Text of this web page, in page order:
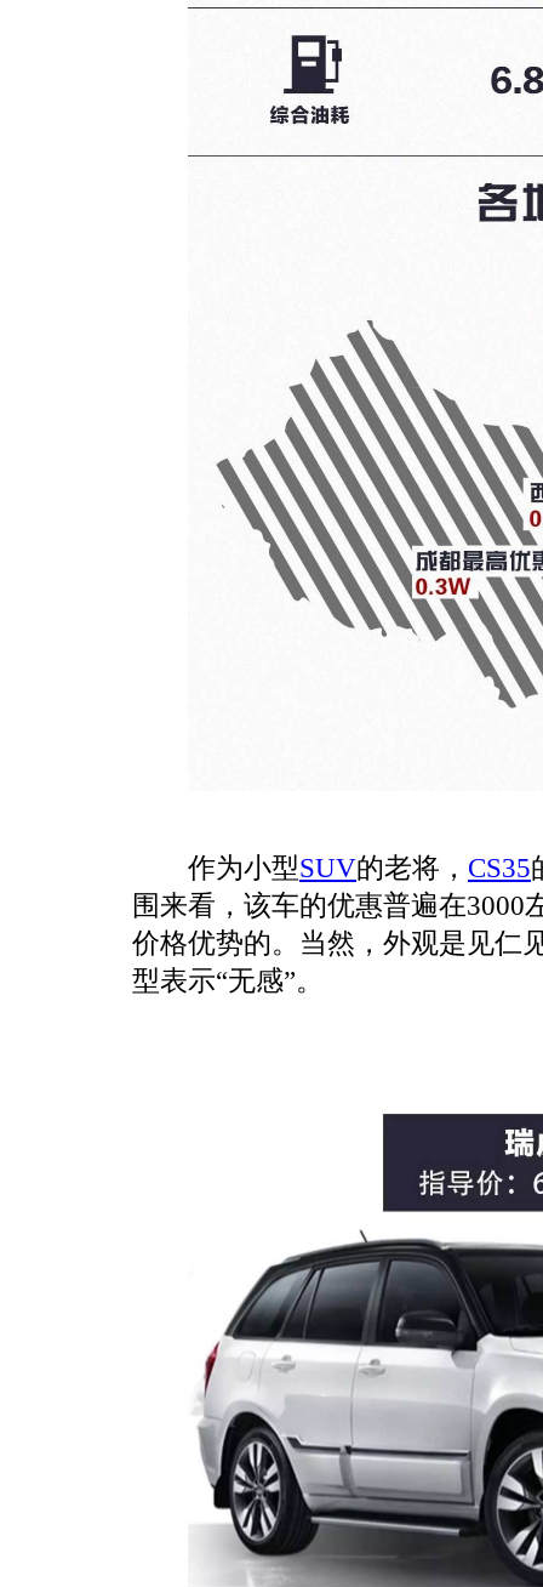
作为小型SUV的老将， CS35
围来看，该车的优惠普遍在3000
价格优势的。当然，外观是见仁
型表示“无感”。